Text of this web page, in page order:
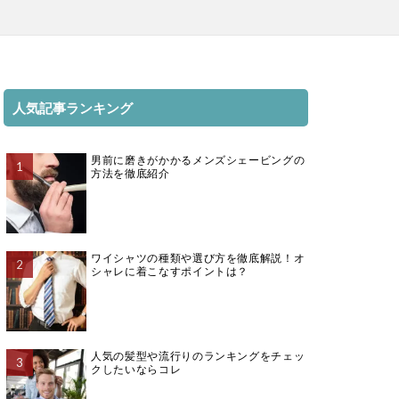
人気記事ランキング
男前に磨きがかかるメンズシェービングの
方法を徹底紹介
ワイシャツの種類や選び方を徹底解説！オ
シャレに着こなすポイントは？
人気の髪型や流行りのランキングをチェッ
クしたいならコレ